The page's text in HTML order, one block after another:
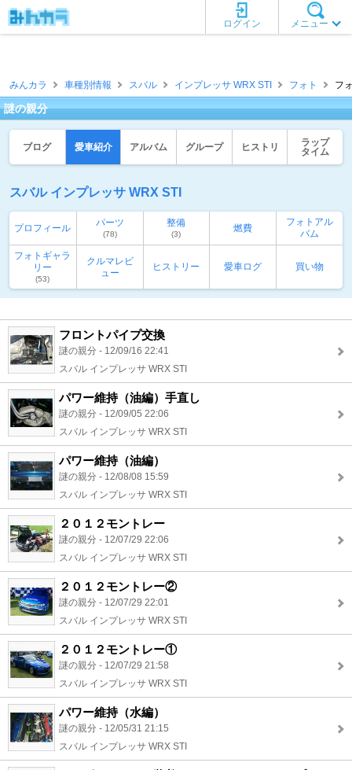
メニュー
ログイン
みんカラ 車種別情報 スバル インプレッサ WRX STI フォト フ
謎の親分
ブログ 愛車紹介 アルバム グループ ヒストリ
ラップ
タイム
スバル インプレッサ WRX STI
プロフィール パーツ
(78)
整備
(3)
燃費
フォトアル
バム
フォトギャラ
リー
(53)
クルマレビ
ュー
ヒストリー 愛車ログ 買い物
フロントパイプ交換
謎の親分 - 12/09/16 22:41
スバル インプレッサ WRX STI
パワー維持（油編）手直し
謎の親分 - 12/09/05 22:06
スバル インプレッサ WRX STI
パワー維持（油編）
謎の親分 - 12/08/08 15:59
スバル インプレッサ WRX STI
２０１２モントレー
謎の親分 - 12/07/29 22:06
スバル インプレッサ WRX STI
２０１２モントレー②
謎の親分 - 12/07/29 22:01
スバル インプレッサ WRX STI
２０１２モントレー①
謎の親分 - 12/07/29 21:58
スバル インプレッサ WRX STI
パワー維持（水編）
謎の親分 - 12/05/31 21:15
スバル インプレッサ WRX STI